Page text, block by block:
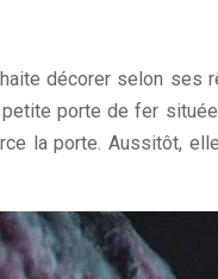
décorer selon ses
porte de fer
la porte. Aussitôt,